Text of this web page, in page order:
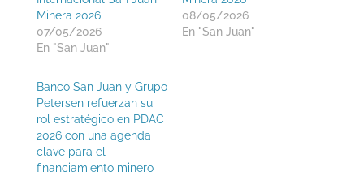
Minera 2026
07/05/2026
En "San Juan"
08/05/2026
En "San Juan"
Banco San Juan y Grupo
Petersen refuerzan su
rol estratégico en PDAC
2026 con una agenda
clave para el
financiamiento minero